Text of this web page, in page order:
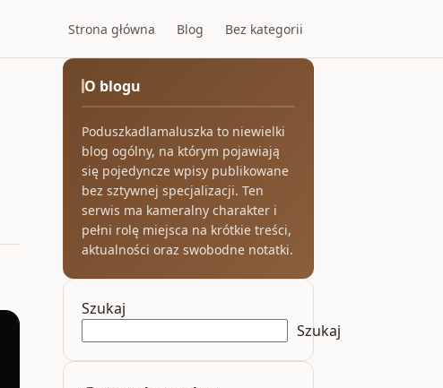
Strona główna Blog Bez kategorii
O blogu
Poduszkadlamaluszka to niewielki
blog ogólny, na którym pojawiają
się pojedyncze wpisy publikowane
bez sztywnej specjalizacji. Ten
serwis ma kameralny charakter i
pełni rolę miejsca na krótkie treści,
aktualności oraz swobodne notatki.
Szukaj
Szukaj